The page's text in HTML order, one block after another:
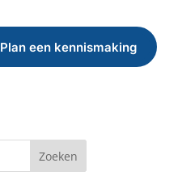
Plan een kennismaking
Zoeken